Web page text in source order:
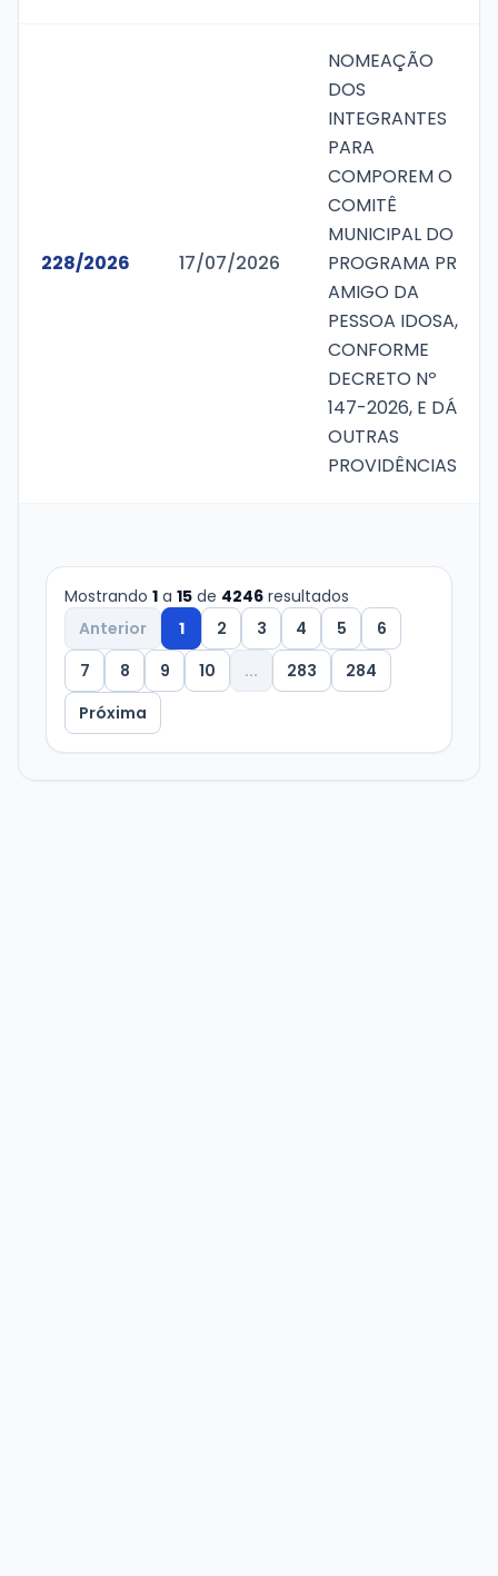
228/2026 17/07/2026
NOMEAÇÃO
DOS
INTEGRANTES
PARA
COMPOREM O
COMITÊ
MUNICIPAL DO
PROGRAMA PR
AMIGO DA
PESSOA IDOSA,
CONFORME
DECRETO Nº
147-2026, E DÁ
OUTRAS
PROVIDÊNCIAS
Mostrando 1 a 15 de 4246 resultados
Anterior
1 2 3 4 5
6
7
8 9 10 ... 283
284
Próxima